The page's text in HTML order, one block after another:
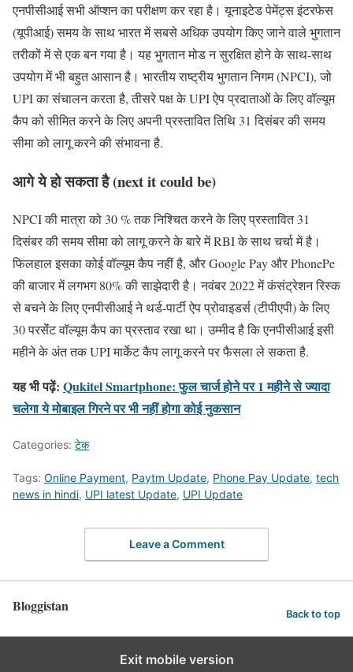
एनपीसीआई सभी ऑप्शन का परीक्षण कर रहा है। यूनाइटेड पेमेंट्स इंटरफेस
(यूपीआई) समय के साथ भारत में सबसे अधिक उपयोग किए जाने वाले भुगतान
तरीकों में से एक बन गया है। यह भुगतान मोड न सुरक्षित होने के साथ-साथ
उपयोग में भी बहुत आसान है। भारतीय राष्ट्रीय भुगतान निगम (NPCI), जो
UPI का संचालन करता है, तीसरे पक्ष के UPI ऐप प्रदाताओं के लिए वॉल्यूम
कैप को सीमित करने के लिए अपनी प्रस्तावित तिथि 31 दिसंबर की समय
सीमा को लागू करने की संभावना है.
आगे ये हो सकता है (next it could be)
NPCI की मात्रा को 30 % तक निश्चित करने के लिए प्रस्तावित 31
दिसंबर की समय सीमा को लागू करने के बारे में RBI के साथ चर्चा में है।
फिलहाल इसका कोई वॉल्यूम कैप नहीं है, और Google Pay और PhonePe
की बाजार में लगभग 80% की साझेदारी है। नवंबर 2022 में कंसंट्रेशन रिस्क
से बचने के लिए एनपीसीआई ने थर्ड-पार्टी ऐप प्रोवाइडर्स (टीपीएपी) के लिए
30 परसेंंट वॉल्यूम कैप का प्रस्ताव रखा था। उम्मीद है कि एनपीसीआई इसी
महीने के अंत तक UPI मार्केट कैप लागू करने पर फैसला ले सकता है.
यह भी पढ़ें: Qukitel Smartphone: फुल चार्ज होने पर 1 महीने से ज्यादा
चलेगा ये मोबाइल गिरने पर भी नहीं होगा कोई नुकसान
Categories: टेक
Tags: Online Payment, Paytm Update, Phone Pay Update, tech
news in hindi, UPI latest Update, UPI Update
Leave a Comment
Bloggistan Back to top
Exit mobile version